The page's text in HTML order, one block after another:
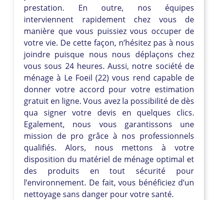
prestation. En outre, nos équipes
interviennent rapidement chez vous de
manière que vous puissiez vous occuper de
votre vie. De cette façon, n’hésitez pas à nous
joindre puisque nous nous déplaçons chez
vous sous 24 heures. Aussi, notre société de
ménage à Le Foeil (22) vous rend capable de
donner votre accord pour votre estimation
gratuit en ligne. Vous avez la possibilité de dès
qua signer votre devis en quelques clics.
Egalement, nous vous garantissons une
mission de pro grâce à nos professionnels
qualifiés. Alors, nous mettons à votre
disposition du matériel de ménage optimal et
des produits en tout sécurité pour
l’environnement. De fait, vous bénéficiez d’un
nettoyage sans danger pour votre santé.